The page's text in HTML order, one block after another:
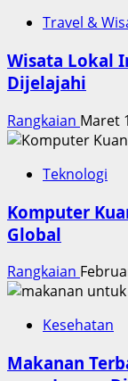
Travel &
Wisata Lokal
Dijelajahi
Rangkaian Maret
Teknologi
Komputer
Global
Rangkaian
Kesehatan
Makanan